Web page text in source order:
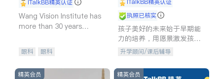
iTalkBB精英认证
Wang Vision Institute has
more than 30 years
眼科 眼科
执照已核实
孩子美好的未来始于早期能
力的培养，用愿景激发孩子
的学习潜力和动力。理念：
拥有成长型心态是成功的基
石。
升学顾问/课后辅导
精英会员 精英会员